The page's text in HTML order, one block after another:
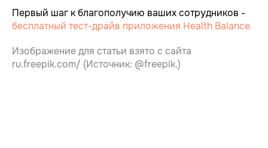
Первый шаг к благополучию ваших сотрудников -
бесплатный тест-драйв приложения Health Balance
Изображение для статьи взято с сайта
ru.freepik.com/ (Источник: @freepik.)
© Корпоративное
приложении
Калькулятор экономических